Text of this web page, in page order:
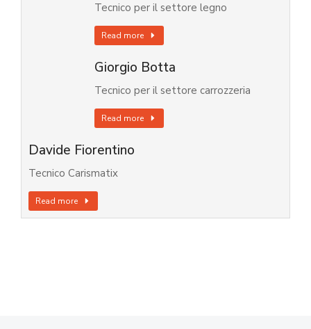
Tecnico per il settore legno
Read more
Giorgio Botta
Tecnico per il settore carrozzeria
Read more
Davide Fiorentino
Tecnico Carismatix
Read more